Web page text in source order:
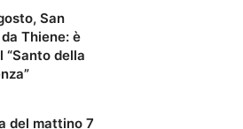
San
Thiene: è
“Santo della
del mattino 7